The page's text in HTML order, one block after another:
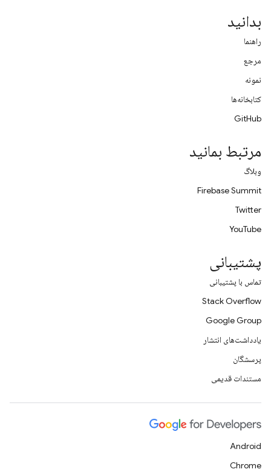
بدانید
راهنما
مرجع
نمونه
کتابخانه‌ها
GitHub
مرتبط بمانید
وبلاگ
Firebase Summit
Twitter
YouTube
پشتیبانی
تماس با پشتیبانی
Stack Overflow
Google Group
یادداشت‌های انتشار
پرسشگان
مستندات قدیمی
Android
Chrome